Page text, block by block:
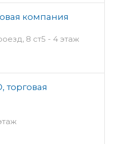
компания
8 ст5 - 4 этаж
торговая